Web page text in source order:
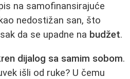
na samofinansirajuće
nedostižan san, što
da se upadne na budžet.
dijalog sa samim sobom.
išli od ruke? U čemu